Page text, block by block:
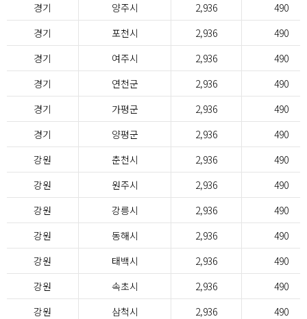
경기
양주시 2,936
490
경기
포천시 2,936
490
경기
여주시 2,936
490
경기
연천군 2,936
490
경기
가평군 2,936
490
경기
양평군 2,936
490
강원
춘천시 2,936
490
강원
원주시 2,936
490
강원
강릉시 2,936
490
강원
동해시 2,936
490
강원
태백시 2,936
490
강원
속초시 2,936
490
강원
삼척시 2,936
490